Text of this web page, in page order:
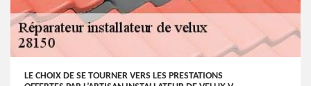
LE CHOIX DE SE TOURNER VERS LES PRESTATIONS